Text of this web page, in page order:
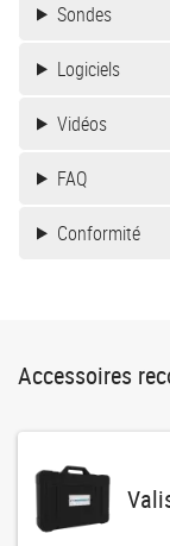
Sondes
Logiciels
Vidéos
FAQ
Conformité
Accessoires